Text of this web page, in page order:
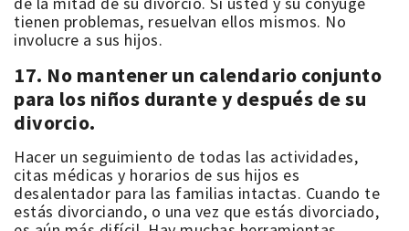
tienen problemas, resuelvan ellos mismos. No
involucre a sus hijos.
17. No mantener un calendario conjunto
para los niños durante y después de su
divorcio.
Hacer un seguimiento de todas las actividades,
citas médicas y horarios de sus hijos es
desalentador para las familias intactas. Cuando te
estás divorciando, o una vez que estás divorciado,